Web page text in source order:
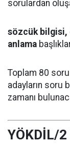
sorulardan
sözcük bilgisi,
anlama
Toplam 80
adayların soru
zamanı
YÖKDİL/